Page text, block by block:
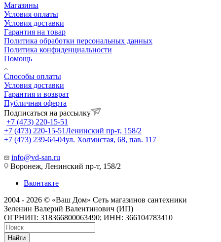
Магазины
Условия оплаты
Условия доставки
Гарантия на товар
Политика обработки персональных данных
Политика конфиденциальности
Помощь
Способы оплаты
Условия доставки
Гарантия и возврат
Публичная оферта
Подписаться на рассылку
+7 (473) 220-15-51
+7 (473) 220-15-51Ленинский пр-т, 158/2
+7 (473) 239-64-04ул. Холмистая, 68, пав. 117
info@vd-san.ru
Воронеж, Ленинский пр-т, 158/2
Вконтакте
2004 - 2026 © «Ваш Дом» Сеть магазинов сантехники
Зеленин Валерий Валентинович (ИП)
ОГРНИП: 318366800063490; ИНН: 366104783410
Найти